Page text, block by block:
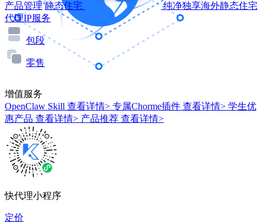
产品管理 静态住宅
纯净独享海外静态住宅
代理IP服务
包段
零售
增值服务
OpenClaw Skill 查看详情> 专属Chorme插件 查看详情> 学生优
惠产品 查看详情> 产品推荐 查看详情>
快代理小程序
定价